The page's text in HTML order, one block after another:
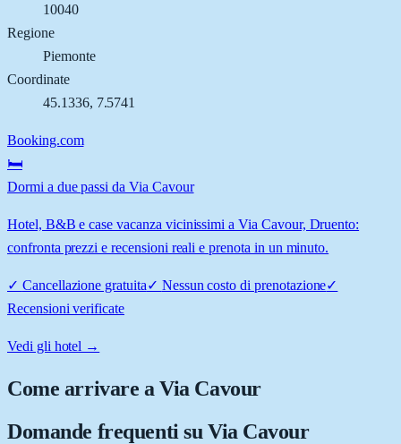
10040
Regione
Piemonte
Coordinate
45.1336, 7.5741
Booking.com
🛏️
Dormi a due passi da Via Cavour
Hotel, B&B e case vacanza vicinissimi a Via Cavour, Druento:
confronta prezzi e recensioni reali e prenota in un minuto.
✓ Cancellazione gratuita✓ Nessun costo di prenotazione✓
Recensioni verificate
Vedi gli hotel →
Come arrivare aVia Cavour
Domande frequenti su Via Cavour